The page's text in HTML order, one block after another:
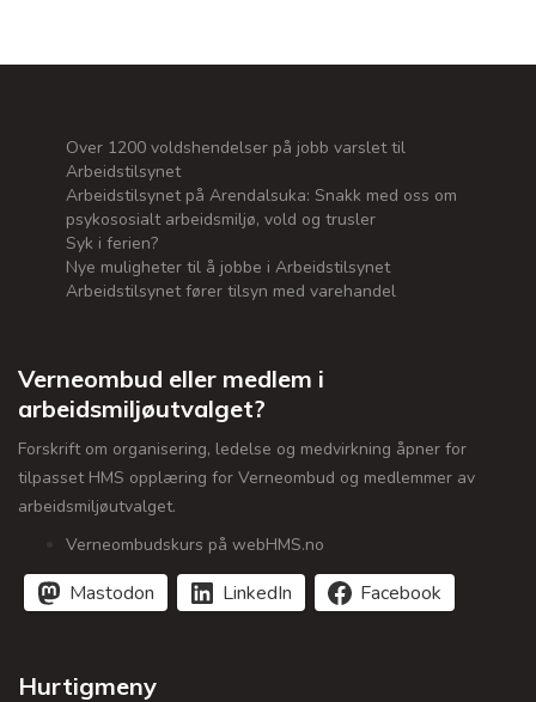
Over 1200 voldshendelser på jobb varslet til
Arbeidstilsynet
Arbeidstilsynet på Arendalsuka: Snakk med oss om
psykososialt arbeidsmiljø, vold og trusler
Syk i ferien?
Nye muligheter til å jobbe i Arbeidstilsynet
Arbeidstilsynet fører tilsyn med varehandel
Verneombud eller medlem i
arbeidsmiljøutvalget?
Forskrift om organisering, ledelse og medvirkning åpner for
tilpasset HMS opplæring for Verneombud og medlemmer av
arbeidsmiljøutvalget.
Verneombudskurs på webHMS.no
Mastodon LinkedIn Facebook
Hurtigmeny